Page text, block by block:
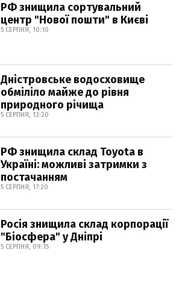
РФ знищила сортувальний
центр "Нової пошти" в Києві
5 СЕРПНЯ, 10:10
Дністровське водосховище
обміліло майже до рівня
природного річища
5 СЕРПНЯ, 13:20
РФ знищила склад Toyota в
Україні: можливі затримки з
постачанням
5 СЕРПНЯ, 17:20
Росія знищила склад корпорації
"Біосфера" у Дніпрі
5 СЕРПНЯ, 09:15